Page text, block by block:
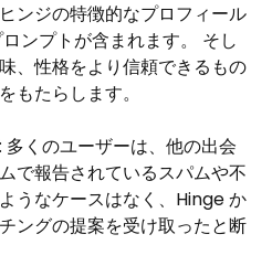
ンジの特徴的なプロフィール
ンプトが含​​まれます。 そし
、性格をより信頼できるもの
もたらします。
くのユーザーは、他の出会
で報告されているスパムや不
うなケースはなく、Hinge か
ングの提案を受け取ったと断